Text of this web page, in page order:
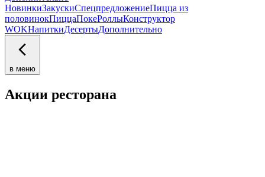
НовинкиЗакускиСпецпредложениеПицца из
половинокПиццаПокеРоллыКонструктор
WOKНапиткиДесертыДополнительно
в меню
Акции ресторана